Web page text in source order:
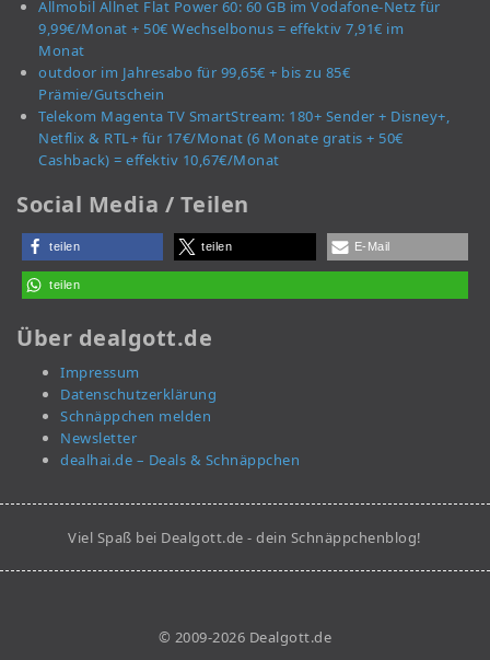
Allmobil Allnet Flat Power 60: 60 GB im Vodafone-Netz für
9,99€/Monat + 50€ Wechselbonus = effektiv 7,91€ im
Monat
outdoor im Jahresabo für 99,65€ + bis zu 85€
Prämie/Gutschein
Telekom Magenta TV SmartStream: 180+ Sender + Disney+,
Netflix & RTL+ für 17€/Monat (6 Monate gratis + 50€
Cashback) = effektiv 10,67€/Monat
Social Media / Teilen
teilen teilen E-Mail
teilen
Über dealgott.de
Impressum
Datenschutzerklärung
Schnäppchen melden
Newsletter
dealhai.de – Deals & Schnäppchen
Viel Spaß bei Dealgott.de - dein Schnäppchenblog!
© 2009-2026 Dealgott.de